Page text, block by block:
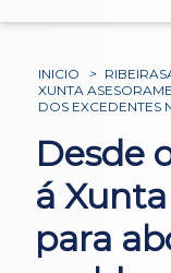
INICIO >
XUNTA
DOS EXCEDENTES
Desde
á
para